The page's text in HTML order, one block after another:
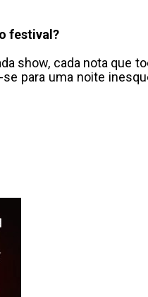
festival?
show, cada nota que
para uma noite